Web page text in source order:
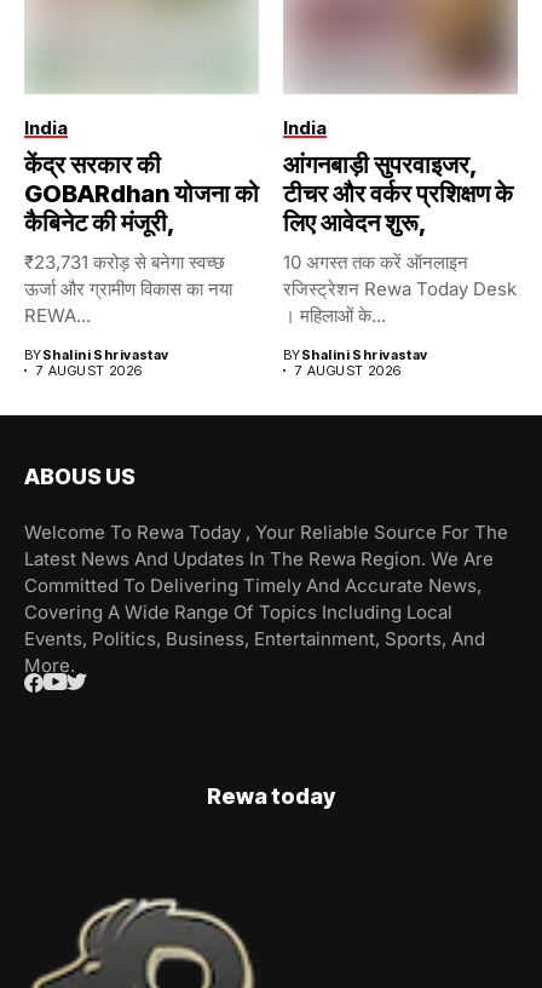
India
केंद्र सरकार की
GOBARdhan योजना को
कैबिनेट की मंजूरी,
₹23,731 करोड़ से बनेगा स्वच्छ
ऊर्जा और ग्रामीण विकास का नया
REWA...
BYShalini Shrivastav
7 AUGUST 2026
India
आंगनबाड़ी सुपरवाइजर,
टीचर और वर्कर प्रशिक्षण के
लिए आवेदन शुरू,
10 अगस्त तक करें ऑनलाइन
रजिस्ट्रेशन Rewa Today Desk
। महिलाओं के...
BYShalini Shrivastav
7 AUGUST 2026
ABOUS US
Welcome To Rewa Today , Your Reliable Source For The
Latest News And Updates In The Rewa Region. We Are
Committed To Delivering Timely And Accurate News,
Covering A Wide Range Of Topics Including Local
Events, Politics, Business, Entertainment, Sports, And
More.
Rewa today